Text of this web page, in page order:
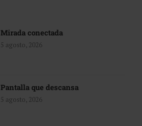
Mirada conectada
5 agosto, 2026
Pantalla que descansa
5 agosto, 2026